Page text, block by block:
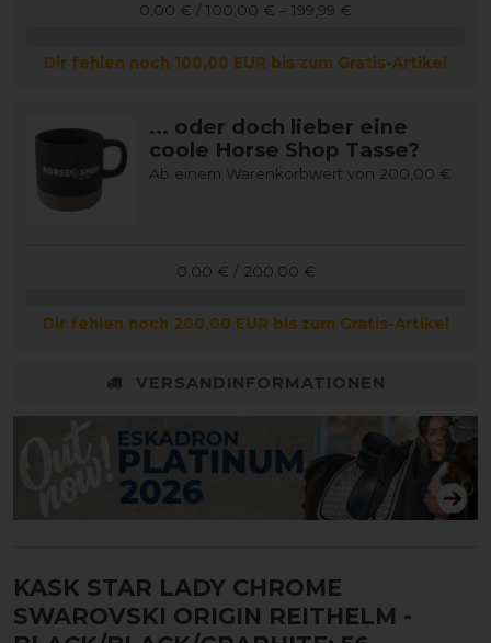
0,00 € / 100,00 € – 199,99 €
Dir fehlen noch 100,00 EUR bis zum Gratis-Artikel
... oder doch lieber eine
coole Horse Shop Tasse?
Ab einem Warenkorbwert von 200,00 €
0,00 € / 200,00 €
Dir fehlen noch 200,00 EUR bis zum Gratis-Artikel
VERSANDINFORMATIONEN
KASK STAR LADY CHROME
SWAROVSKI ORIGIN REITHELM -